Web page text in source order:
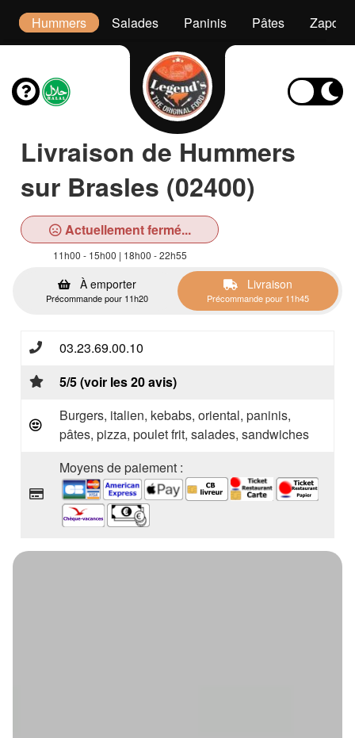
Hummers Salades Paninis Pâtes
Livraison de Hummers
sur Brasles (02400)
Actuellement fermé...
11h00 - 15h00 | 18h00 - 22h55
À emporter
Précommande pour 11h20
Livraison
Précommande pour 11h45
03.23.69.00.10
5/5 (voir les 20 avis)
Burgers, italien, kebabs, oriental, paninis,
pâtes, pizza, poulet frit, salades, sandwiches
Moyens de paiement :